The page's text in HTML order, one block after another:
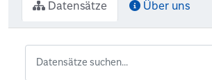
Datensätze Über uns